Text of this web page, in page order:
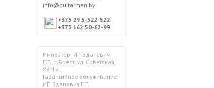
info@guitarman.by
+375 29 5-522-522
+375 162 50-62-99
Импортер: ИП Зданевич
Е.Г., г. Брест, ул. Советская,
83-15ц
Гарантийное облуживание:
ИП Зданевич Е.Г.